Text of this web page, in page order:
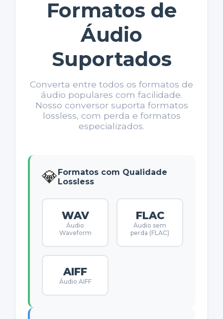
Formatos de
Áudio
Suportados
Converta entre todos os formatos de
áudio populares com facilidade.
Nosso conversor suporta formatos
lossless, com perda e formatos
especializados.
💎Formatos com Qualidade
Lossless
WAV
Áudio
Waveform
FLAC
Áudio sem
perda (FLAC)
AIFF
Áudio AIFF